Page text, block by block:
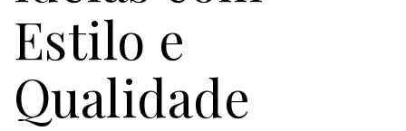
Estilo e
Qualidade